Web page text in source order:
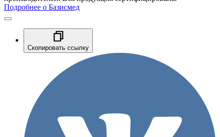
Подробнее о Базисмед
Скопировать ссылку